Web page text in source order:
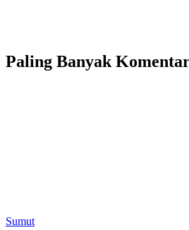
Paling Banyak
Sumut